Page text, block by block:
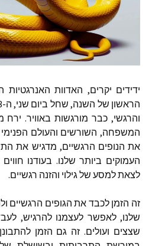
ידידים יקרים, האדוות
הראשון של השנה, שחל ביום שני, ה-13
והרגשי, כבר מורגשות באוויר. ירח
המשפחה, השורשים והעולם
את הנופים הרגשיים, מדגיש את
העמוקים ביותר שלנו. בעודנו
לצאת למסע של גילוי והזנה רגשיים.
זה הזמן לכבד את הגופים הרגשיים
שלנו,לאפשר לעצמנו להרגיש,
שצצים ועולים. זה גם הזמן